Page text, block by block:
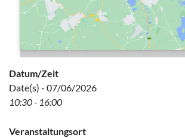
Datum/Zeit
Date(s) - 07/06/2026
10:30 - 16:00
Veranstaltungsort